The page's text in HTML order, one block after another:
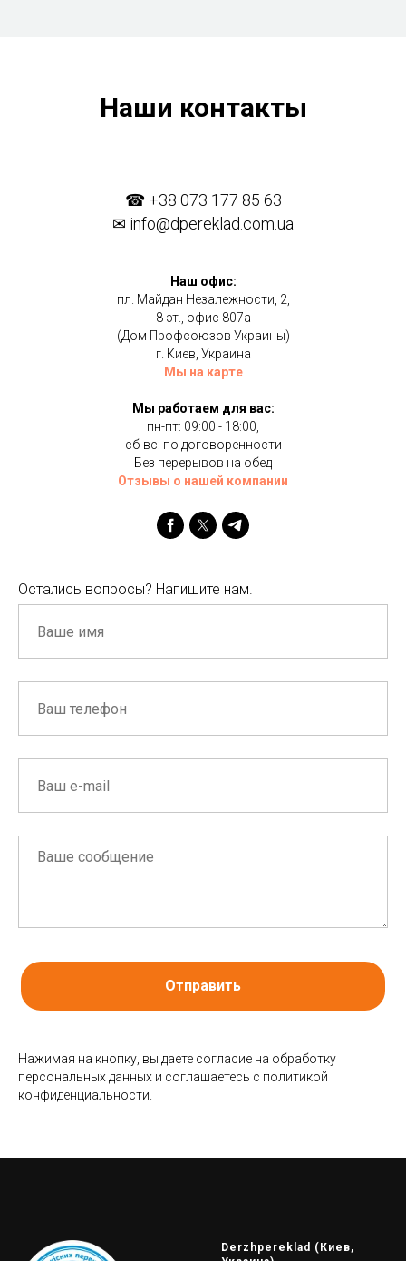
Наши контакты
☎ +38 073 177 85 63
✉ info@dpereklad.com.ua
Наш офис:
пл. Майдан Незалежности, 2,
8 эт., офис 807а
(Дом Профсоюзов Украины)
г. Киев, Украина
Мы на карте
Мы работаем для вас:
пн-пт: 09:00 - 18:00,
сб-вс: по договоренности
Без перерывов на обед
Отзывы о нашей компании
Остались вопросы? Напишите нам.
Отправить
Нажимая на кнопку, вы даете согласие на обработку
персональных данных и соглашаетесь c политикой
конфиденциальности.
Derzhpereklad (Киев,